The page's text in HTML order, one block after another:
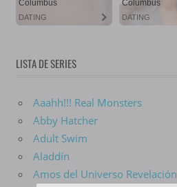
LISTA DE SERIES
Aaahh!!! Real Monsters
Abby Hatcher
Adult Swim
Aladdín
Amos del Universo Revelación